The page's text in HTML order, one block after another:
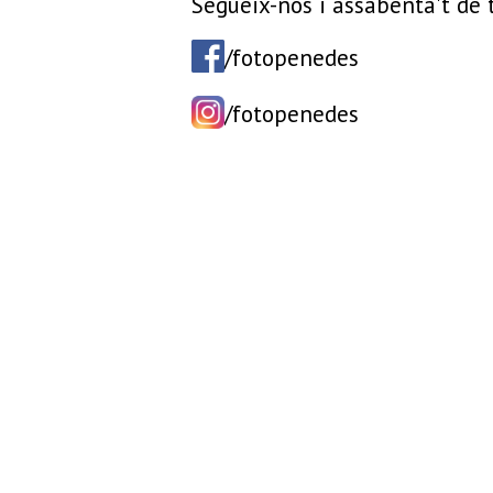
/fotopenedes
/fotopenedes